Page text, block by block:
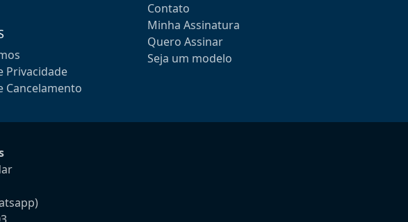
Privacidade
Cancelamento
Contato
Minha Assinatura
Quero Assinar
Seja um modelo